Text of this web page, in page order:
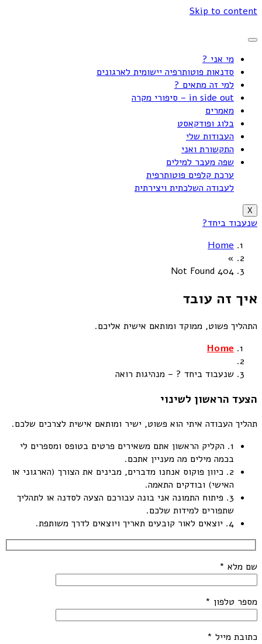
Skip to content
מי אני ?
סדנאות פוטותרפיה יישומית לארגונים
למי זה מתאים ?
in side out – סיפורי מקרה
מאמרים
בלוג ופודקאסט
העבודות שלי
התקשורת ואני
שפה מעבר למילים
ערכת קלפים פוטותרפית
לעבודה השלכתית ויצירתית
X
שנעבוד ביחד?
Home
»
404 Not Found
איך זה עובד
התהליך פשוט, ממוקד ומותאם אישית אליכם.
Home
שנעבוד ביחד ? – מנהיגות רואה
הצעד הראשון לשינוי
תהליך העבודה איתי הוא פשוט, ישיר ומותאם אישית לצרכים שלכם.
1. הקליק הראשון
אתם משאירים פרטים בטופס ומספרים לי
בכמה מילים מה מעניין אתכם.
2. כיוון פוקוס
אנחנו מדברים, מבינים את הצורך (הארגוני או
האישי) ובודקים התאמה.
3. פיתוח התמונה
אני בונה עבורכם הצעה לסדנה או לתהליך
שתפורים למידות שלכם.
4. יוצאים לאור
קובעים תאריך ויוצאים לדרך משותפת.
שם מלא *
מספר טלפון *
כתובת מייל *